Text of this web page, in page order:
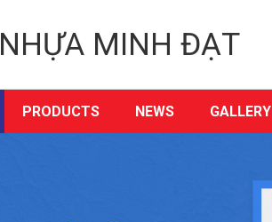
NHỰA MINH ĐẠT
PRODUCTS NEWS GALLERY